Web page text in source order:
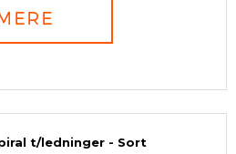
t/ledninger - Sort